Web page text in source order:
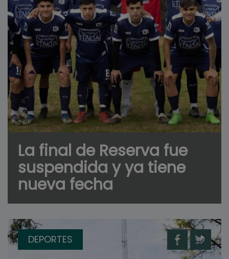
La final de Reserva fue
suspendida y ya tiene
nueva fecha
DEPORTES